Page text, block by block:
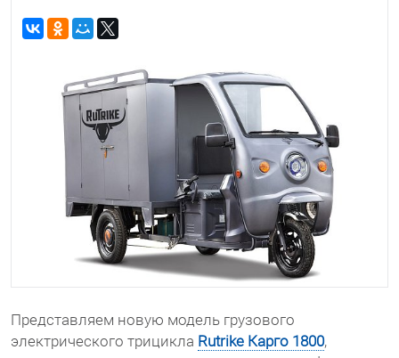
Представляем новую модель грузового
электрического трицикла Rutrike Карго 1800,